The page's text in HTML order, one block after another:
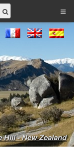
Hill - New Zealand